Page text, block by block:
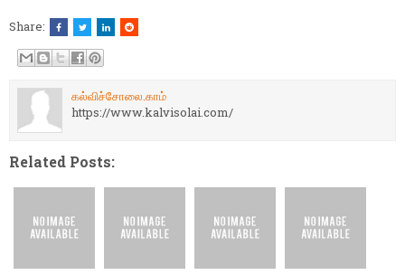
Share:
கல்விச்சோலை.காம்
https://www.kalvisolai.com/
Related Posts: